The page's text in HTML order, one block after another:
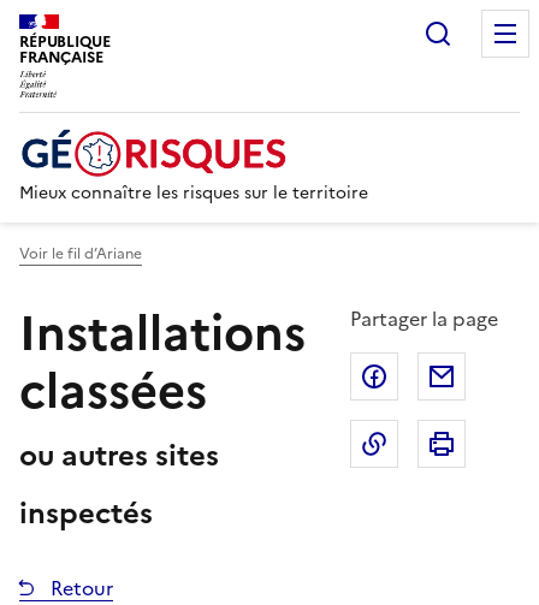
RÉPUBLIQUE
FRANÇAISE
Mieux connaître les risques sur le territoire
Voir le fil d’Ariane
Installations
classées
ou autres sites
inspectés
Partager la page
Partager sur
Copier dans
Retour